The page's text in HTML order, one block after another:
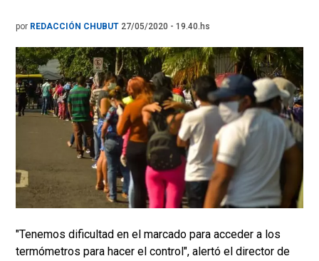
por REDACCIÓN CHUBUT 27/05/2020 - 19.40.hs
"Tenemos dificultad en el marcado para acceder a los
termómetros para hacer el control", alertó el director de